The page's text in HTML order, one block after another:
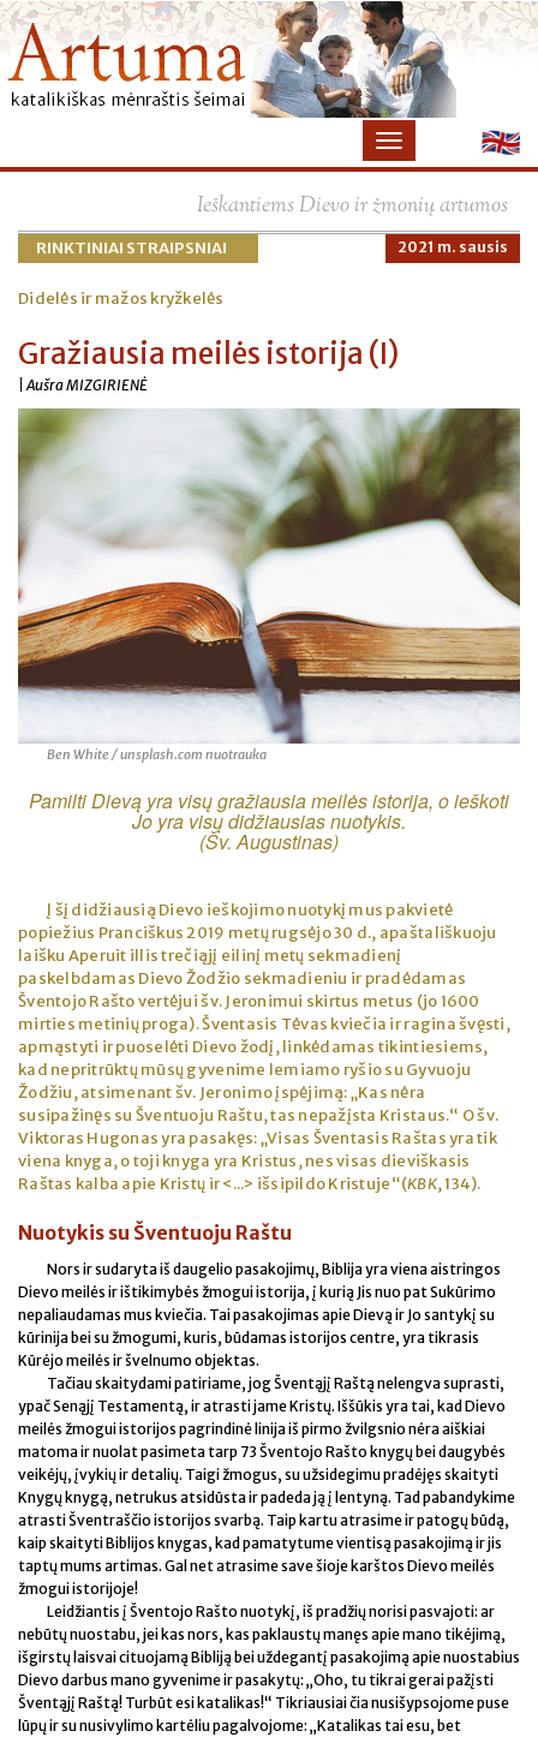
Ieškantiems Dievo ir žmonių artumos
RINKTINIAI STRAIPSNIAI 2021 m. sausis
Didelės ir mažos kryžkelės
Gražiausia meilės istorija (I)
| Aušra MIZGIRIENĖ
Ben White / unsplash.com nuotrauka
Pamilti Dievą yra visų gražiausia meilės istorija, o ieškoti
Jo yra visų didžiausias nuotykis.
(Šv. Augustinas)
Į šį didžiausią Dievo ieškojimo nuotykį mus pakvietė
popiežius Pranciškus 2019 metų rugsėjo 30 d., apaštališkuoju
laišku Aperuit illis trečiąjį eilinį metų sekmadienį
paskelbdamas Dievo Žodžio sekmadieniu ir pradėdamas
Šventojo Rašto vertėjui šv. Jeronimui skirtus metus (jo 1600
mirties metinių proga). Šventasis Tėvas kviečia ir ragina švęsti,
apmąstyti ir puoselėti Dievo žodį, linkėdamas tikintiesiems,
kad nepritrūktų mūsų gyvenime lemiamo ryšio su Gyvuoju
Žodžiu, atsimenant šv. Jeronimo įspėjimą: „Kas nėra
susipažinęs su Šventuoju Raštu, tas nepažįsta Kristaus.“ O šv.
Viktoras Hugonas yra pasakęs: „Visas Šventasis Raštas yra tik
viena knyga, o toji knyga yra Kristus, nes visas dieviškasis
Raštas kalba apie Kristų ir <...> išsipildo Kristuje“(KBK, 134).
Nuotykis su Šventuoju Raštu
Nors ir sudaryta iš daugelio pasakojimų, Biblija yra viena aistringos
Dievo meilės ir ištikimybės žmogui istorija, į kurią Jis nuo pat Sukūrimo
nepaliaudamas mus kviečia. Tai pasakojimas apie Dievą ir Jo santykį su
kūrinija bei su žmogumi, kuris, būdamas istorijos centre, yra tikrasis
Kūrėjo meilės ir švelnumo objektas.
Tačiau skaitydami patiriame, jog Šventąjį Raštą nelengva suprasti,
ypač Senąjį Testamentą, ir atrasti jame Kristų. Iššūkis yra tai, kad Dievo
meilės žmogui istorijos pagrindinė linija iš pirmo žvilgsnio nėra aiškiai
matoma ir nuolat pasimeta tarp 73 Šventojo Rašto knygų bei daugybės
veikėjų, įvykių ir detalių. Taigi žmogus, su užsidegimu pradėjęs skaityti
Knygų knygą, netrukus atsidūsta ir padeda ją į lentyną. Tad pabandykime
atrasti Šventraščio istorijos svarbą. Taip kartu atrasime ir patogų būdą,
kaip skaityti Biblijos knygas, kad pamatytume vientisą pasakojimą ir jis
taptų mums artimas. Gal net atrasime save šioje karštos Dievo meilės
žmogui istorijoje!
Leidžiantis į Šventojo Rašto nuotykį, iš pradžių norisi pasvajoti: ar
nebūtų nuostabu, jei kas nors, kas paklaustų manęs apie mano tikėjimą,
išgirstų laisvai cituojamą Bibliją bei uždegantį pasakojimą apie nuostabius
Dievo darbus mano gyvenime ir pasakytų: „Oho, tu tikrai gerai pažįsti
Šventąjį Raštą! Turbūt esi katalikas!“ Tikriausiai čia nusišypsojome puse
lūpų ir su nusivylimo kartėliu pagalvojome: „Katalikas tai esu, bet